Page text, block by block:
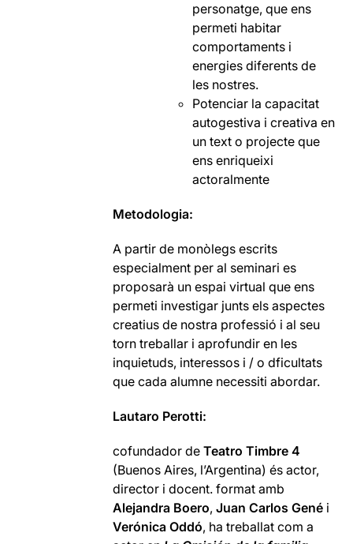
personatge, que ens
permeti habitar
comportaments i
energies diferents de
les nostres.
Potenciar la capacitat
autogestiva i creativa en
un text o projecte que
ens enriqueixi
actoralmente
Metodologia:
A partir de monòlegs escrits
especialment per al seminari es
proposarà un espai virtual que ens
permeti investigar junts els aspectes
creatius de nostra professió i al seu
torn treballar i aprofundir en les
inquietuds, interessos i / o dficultats
que cada alumne necessiti abordar.
Lautaro Perotti:
cofundador deTeatro Timbre 4
(Buenos Aires, l’Argentina) és actor,
director i docent. format amb
Alejandra Boero,Juan Carlos Gené i
Verónica Oddó, ha treballat com a